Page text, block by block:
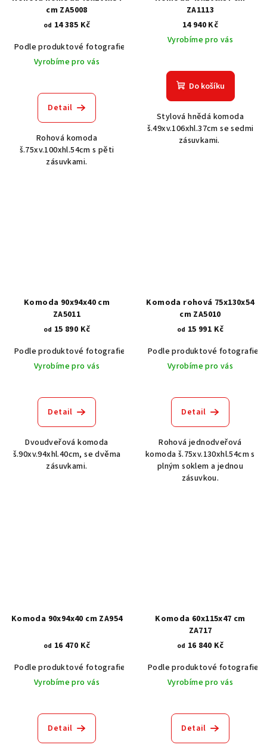
cm ZA5008
od 14 385 Kč
Podle produktové fotografie
Akát vintage BT1551
Vyrobíme pro vás
Detail
Rohová komoda
š.75xv.100xhl.54cm s pěti
zásuvkami.
ZA1113
14 940 Kč
Vyrobíme pro vás
Do košíku
Stylová hnědá komoda
š.49xv.106xhl.37cm se sedmi
zásuvkami.
Komoda 90x94x40 cm
ZA5011
od 15 890 Kč
Podle produktové fotografie
Akát vintage BT1551
Dub světlý
Vyrobíme pro vás
Detail
Dvoudveřová komoda
š.90xv.94xhl.40cm, se dvěma
zásuvkami.
Komoda rohová 75x130x54
cm ZA5010
od 15 991 Kč
Podle produktové fotografie
Vyrobíme pro vás
Detail
Rohová jednodveřová
komoda š.75xv.130xhl.54cm s
plným soklem a jednou
zásuvkou.
Komoda 90x94x40 cm ZA954
od 16 470 Kč
Podle produktové fotografie
Akát vintage BT1551
Dub světlý
Vyrobíme pro vás
Detail
Komoda 60x115x47 cm
ZA717
od 16 840 Kč
Podle produktové fotografie
Vyrobíme pro vás
Detail